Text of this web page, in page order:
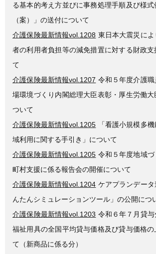
る基本的考え方並びに事務処理手順及び様
（案）」の送付について
介護保険最新情報vol.1208 東日本大震災に
者の利用者負担等の減免措置に対する財政
て
介護保険最新情報vol.1207 令和５年度介護
場環境づくり内閣総理大臣表彰・厚生労働大
ついて
介護保険最新情報vol.1205 「看護小規模多
域利用に関する手引き」について
介護保険最新情報vol.1205 令和５年度地域
町村支援に係る報告会の開催について
介護保険最新情報vol.1204 ケアプランデー
んたんシミュレーションツール」の公開につ
介護保険最新情報vol.1203 令和６年７月貸
福祉用具の全国平均貸与価格及び貸与価格
て（新商品に係る分）